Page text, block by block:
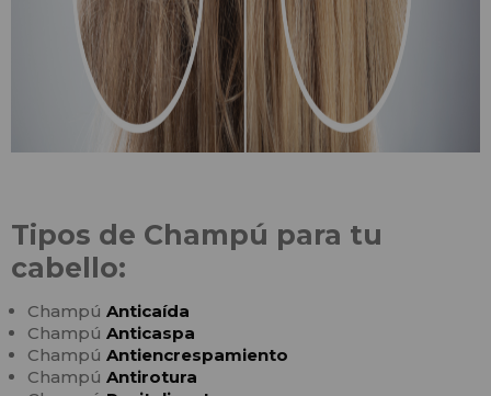
Tipos de Champú para tu
cabello:
Champú Anticaída
Champú Anticaspa
Champú Antiencrespamiento
Champú Antirotura